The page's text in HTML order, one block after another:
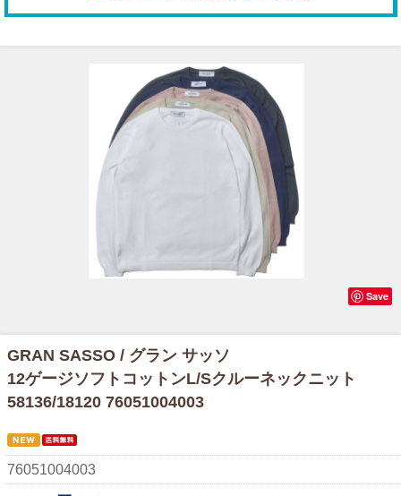
Save
GRAN SASSO / グラン サッソ
12ゲージソフトコットンL/Sクルーネックニット
58136/18120 76051004003
76051004003